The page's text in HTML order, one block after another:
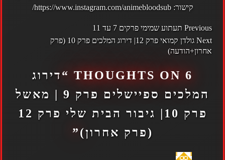
קישור:https://www.instagram.com/animebloodsub/
POST
NAVIGATION
Previous תעתוע שמימי פרקים 7 עד 11
Next
גולדן קמואי פרק 12| דירוג המלכים פרק 10 (פרק
אחרון+הודעה)
6 THOUGHTS ON “
דירוג
המלכים ספיישלים פרק 9 | מאשל
פרק 10| גיבור הבית שלי פרק 12
(פרק אחרון)”